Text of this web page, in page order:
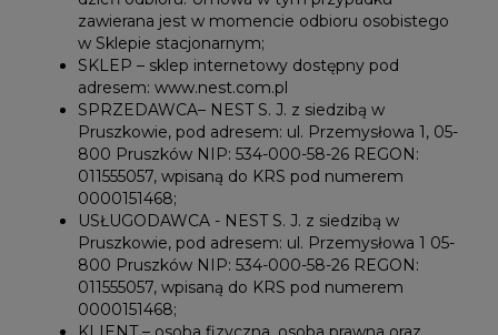
zawierana jest w momencie odbioru osobistego
w Sklepie stacjonarnym;
SKLEP – sklep internetowy dostępny pod
adresem: www.nest.com.pl
SPRZEDAWCA– NEST S. J. z siedzibą w
Pruszkowie, pod adresem: ul. Przemysłowa 1, 05-
800 Pruszków NIP: 534-000-58-26 REGON:
011555057, wpisaną do KRS pod numerem
0000151468;
USŁUGODAWCA - NEST S. J. z siedzibą w
Pruszkowie, pod adresem: ul. Przemysłowa 1 05-
800 Pruszków NIP: 534-000-58-26 REGON:
011555057, wpisaną do KRS pod numerem
0000151468;